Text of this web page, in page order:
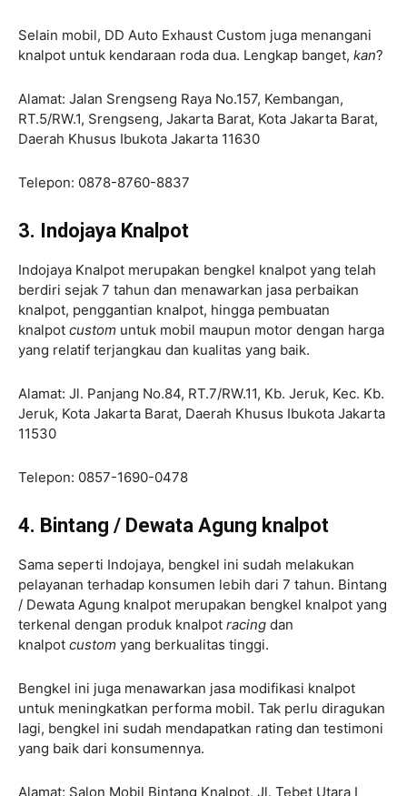
Selain mobil, DD Auto Exhaust Custom juga menangani
knalpot untuk kendaraan roda dua. Lengkap banget, kan?
Alamat: Jalan Srengseng Raya No.157, Kembangan,
RT.5/RW.1, Srengseng, Jakarta Barat, Kota Jakarta Barat,
Daerah Khusus Ibukota Jakarta 11630
Telepon: 0878-8760-8837
3. Indojaya Knalpot
Indojaya Knalpot merupakan bengkel knalpot yang telah
berdiri sejak 7 tahun dan menawarkan jasa perbaikan
knalpot, penggantian knalpot, hingga pembuatan
knalpot custom untuk mobil maupun motor dengan harga
yang relatif terjangkau dan kualitas yang baik.
Alamat: Jl. Panjang No.84, RT.7/RW.11, Kb. Jeruk, Kec. Kb.
Jeruk, Kota Jakarta Barat, Daerah Khusus Ibukota Jakarta
11530
Telepon: 0857-1690-0478
4. Bintang / Dewata Agung knalpot
Sama seperti Indojaya, bengkel ini sudah melakukan
pelayanan terhadap konsumen lebih dari 7 tahun. Bintang
/ Dewata Agung knalpot merupakan bengkel knalpot yang
terkenal dengan produk knalpot racing dan
knalpot custom yang berkualitas tinggi.
Bengkel ini juga menawarkan jasa modifikasi knalpot
untuk meningkatkan performa mobil. Tak perlu diragukan
lagi, bengkel ini sudah mendapatkan rating dan testimoni
yang baik dari konsumennya.
Alamat: Salon Mobil Bintang Knalpot, Jl. Tebet Utara I